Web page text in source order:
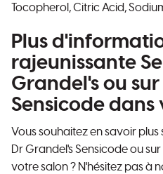
Tocopherol, Citric Acid,
Plus
rajeunissante
Grandel's ou
Sensicode dans
Vous souhaitez en savoir
Dr Grandel's Sensicode ou
votre salon ? N'hésitez pas à